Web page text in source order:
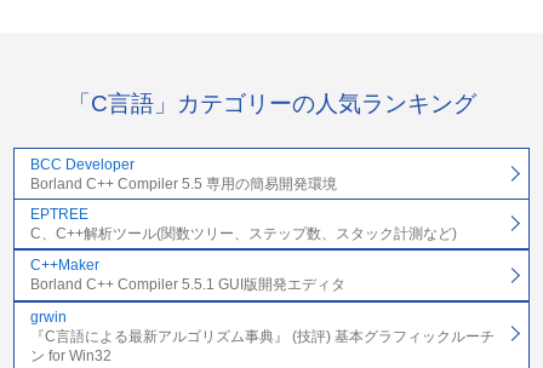
「C言語」カテゴリーの人気ランキング
BCC Developer
Borland C++ Compiler 5.5 専用の簡易開発環境
EPTREE
C、C++解析ツール(関数ツリー、ステップ数、スタック計測など)
C++Maker
Borland C++ Compiler 5.5.1 GUI版開発エディタ
grwin
『C言語による最新アルゴリズム事典』 (技評) 基本グラフィックルーチ
ン for Win32